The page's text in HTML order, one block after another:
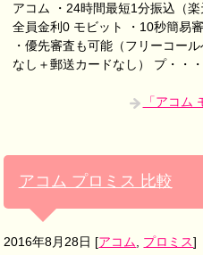
アコム ・24時間最短1分振込（
全員金利0 モビット ・10秒簡易
・優先審査も可能（フリーコー
なし＋郵送カードなし） プ・・・
「アコム
アコム プロミス 比較
2016年8月28日 [アコム プロミス]